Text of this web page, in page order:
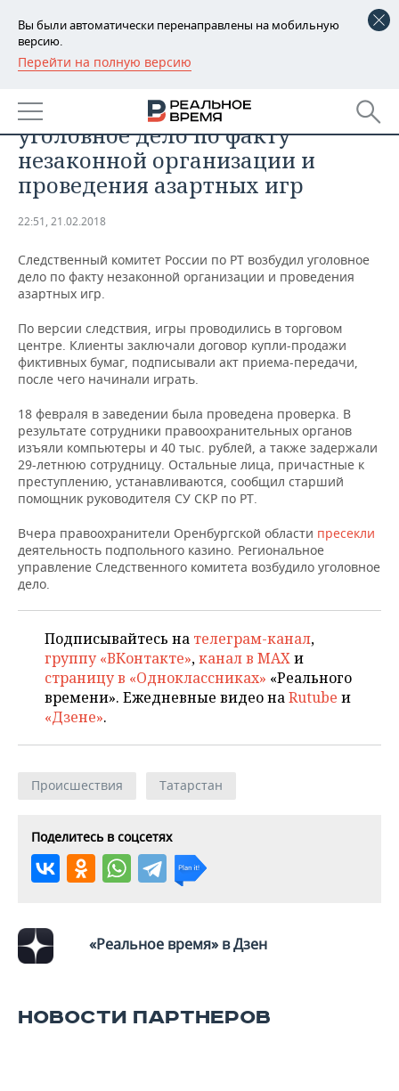
Вы были автоматически перенаправлены на мобильную
версию.
Перейти на полную версию
РЕГИОНЫ
БАШКОРТОСТАН
ТАТАРСТАН
УДМУРТИЯ
НОВОСТИ
АНАЛИТИКА
НОВОСТИ АНАЛИТИКИ
ДЕКЛАРАЦИИ О ДОХОДАХ
КОРОЛИ ГОСЗАКАЗА ПФО
КОМУ ПРИНАДЛЕЖАТ
ТОРГОВЫЕ ЦЕНТРЫ
ТАТАРСТАНА
ЭКОНОМИКА
НОВОСТИ ЭКОНОМИКИ
ФИНАНСЫ
БЮДЖЕТ
ПРОМЫШЛЕННОСТЬ
НОВОСТИ
ПРОМЫШЛЕННОСТИ
АГРОПРОМ
МАШИНОСТРОЕНИЕ
НЕФТЕХИМИЯ
НЕФТЬ
ОПК
ЭНЕРГЕТИКА
НЕДВИЖИМОСТЬ
НОВОСТИ АВТО
БИЗНЕС
РОЗНИЧНАЯ ТОРГОВЛЯ
ТРАНСПОРТ
НОВОСТИ ТЕХНОЛОГИЙ
IT
ТЕЛЕКОММУНИКАЦИИ
МЕРОПРИЯТИЯ
НОВОСТИ МЕРОПРИЯТИЙ
БИЗНЕС-БРАНЧИ
ONLINE-КОНФЕРЕНЦИИ
ОТКРЫТАЯ ЛЕКЦИЯ
СПОРТ
ФУТБОЛ
ХОККЕЙ
БАСКЕТБОЛ
ВОЛЕЙБОЛ
КИБЕРСПОРТ
ХОККЕЙ С МЯЧОМ
НОВОСТИ ОБЩЕСТВА
ВЛАСТЬ
ИНФРАСТРУКТУРА
ИСТОРИЯ
КУЛЬТУРА
ПРОИСШЕСТВИЯ
ФОТОГАЛЕРЕЯ
СПРАВОЧНИК
СПИСОК ПЕРСОН
СПИСОК КОМПАНИЙ
ПОЛНАЯ ВЕРСИЯ
В Татарстане возбудили
уголовное дело по факту
незаконной организации и
проведения азартных игр
22:51, 21.02.2018
Следственный комитет России по РТ возбудил уголовное
дело по факту незаконной организации и проведения
азартных игр.
По версии следствия, игры проводились в торговом
центре. Клиенты заключали договор купли-продажи
фиктивных бумаг, подписывали акт приема-передачи,
после чего начинали играть.
18 февраля в заведении была проведена проверка. В
результате сотрудники правоохранительных органов
изъяли компьютеры и 40 тыс. рублей, а также задержали
29-летнюю сотрудницу. Остальные лица, причастные к
преступлению, устанавливаются, сообщил старший
помощник руководителя СУ СКР по РТ.
Вчера правоохранители Оренбургской области пресекли
деятельность подпольного казино. Региональное
управление Следственного комитета возбудило уголовное
дело.
Подписывайтесь на телеграм-канал,
группу «ВКонтакте»,канал в MAXи
страницу в «Одноклассниках» «Реального
времени». Ежедневные видео наRutube и
«Дзене».
Происшествия Татарстан
Поделитесь в соцсетях
«Реальное время» в Дзен
НОВОСТИ ПАРТНЕРОВ